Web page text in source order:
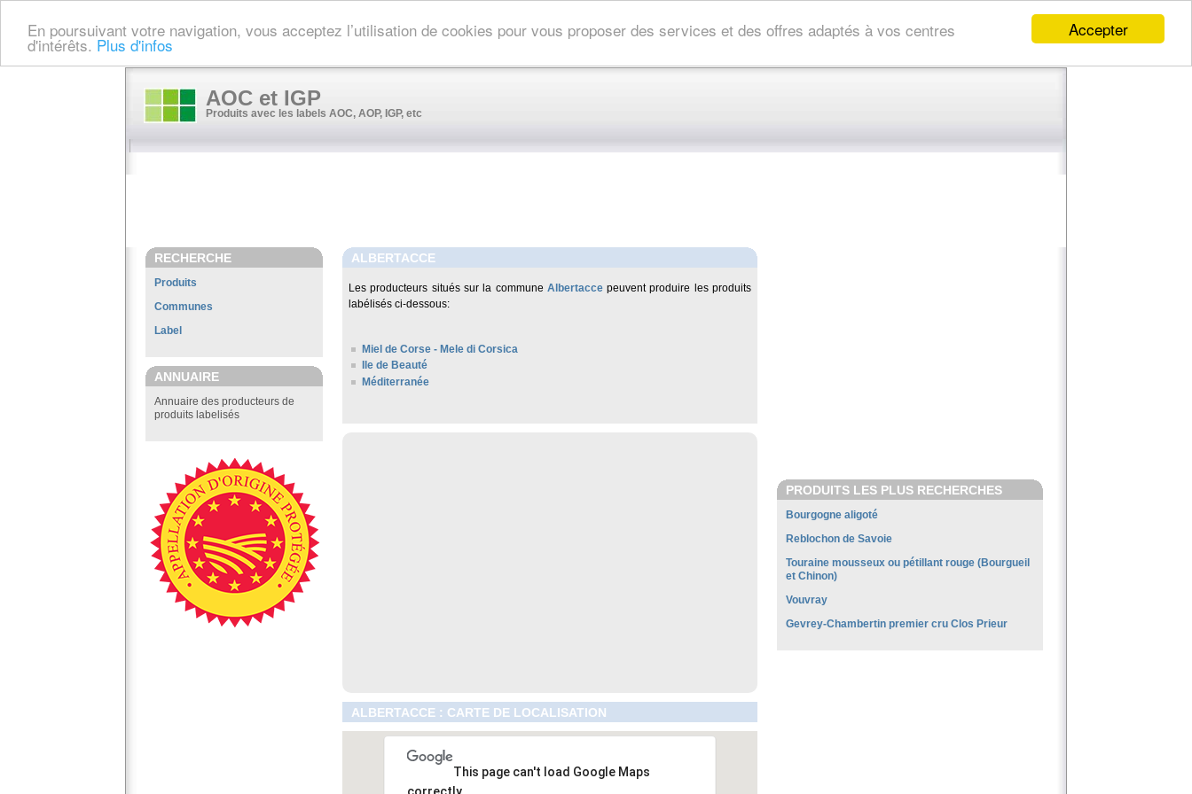
Accepter
En poursuivant votre navigation, vous acceptez l’utilisation de cookies pour vous proposer des services et des offres adaptés à vos centres
d'intérêts. Plus d'infos
AOC et IGP
Produits avec les labels AOC, AOP, IGP, etc
RECHERCHE
Produits
Communes
Label
ANNUAIRE
Annuaire des producteurs de
produits labelisés
ALBERTACCE
Les producteurs situés sur la commune Albertaccepeuvent produire les produits
labélisés ci-dessous:
Miel de Corse - Mele di Corsica
Ile de Beauté
Méditerranée
ALBERTACCE : CARTE DE LOCALISATION
This page can't load Google Maps
correctly.
PRODUITS LES PLUS RECHERCHES
Bourgogne aligoté
Reblochon de Savoie
Touraine mousseux ou pétillant rouge (Bourgueil
et Chinon)
Vouvray
Gevrey-Chambertin premier cru Clos Prieur